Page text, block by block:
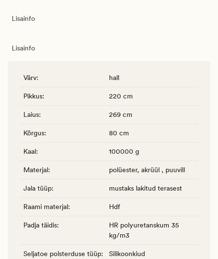
Lisainfo
Lisainfo
Värv: hall
Pikkus: 220 cm
Laius: 269 cm
Kõrgus: 80 cm
Kaal: 100000 g
Materjal: polüester, akrüül , puuvill
Jala tüüp: mustaks lakitud terasest
Raami materjal: Hdf
Padja täidis:
HR polyuretanskum 35
kg/m3
Seljatoe polsterduse tüüp: Silikoonkiud